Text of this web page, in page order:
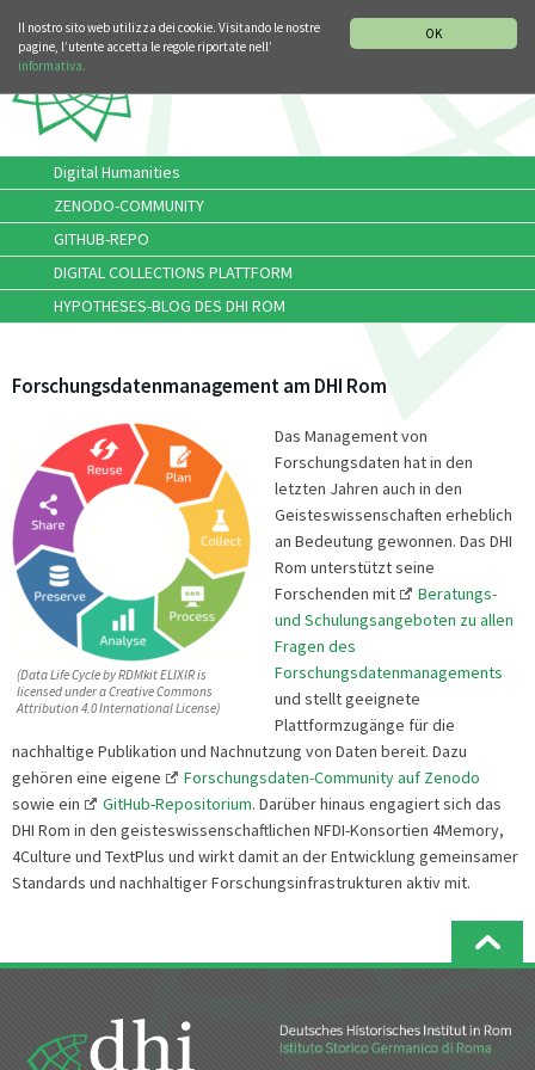
OK
Il nostro sito web utilizza dei cookie. Visitando le nostre
pagine, l’utente accetta le regole riportate nell’
informativa.
Digital Humanities
ZENODO-COMMUNITY
GITHUB-REPO
DIGITAL COLLECTIONS PLATTFORM
HYPOTHESES-BLOG DES DHI ROM
Forschungsdatenmanagement am DHI Rom
(Data Life Cycle by RDMkit ELIXIR is
licensed under a Creative Commons
Attribution 4.0 International License)
Das Management von
Forschungsdaten hat in den
letzten Jahren auch in den
Geisteswissenschaften erheblich
an Bedeutung gewonnen. Das DHI
Rom unterstützt seine
Forschenden mit
Beratungs-
und Schulungsangeboten zu allen
Fragen des
Forschungsdatenmanagements
und stellt geeignete
Plattformzugänge für die
nachhaltige Publikation und Nachnutzung von Daten bereit. Dazu
gehören eine eigene
Forschungsdaten-Community auf Zenodo
sowie ein
GitHub-Repositorium. Darüber hinaus engagiert sich das
DHI Rom in den geisteswissenschaftlichen NFDI-Konsortien 4Memory,
4Culture und TextPlus und wirkt damit an der Entwicklung gemeinsamer
Standards und nachhaltiger Forschungsinfrastrukturen aktiv mit.